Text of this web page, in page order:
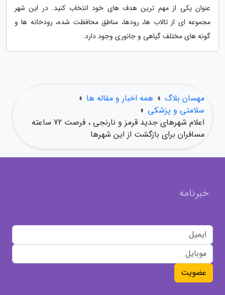
عنوان یکی از مهم ترین هدف های خود انتخاب کنید. در این شهر
مجموعه ای از تالاب ها، رودها، مناطق محافظت شده، رودخانه ها و
گونه های مختلف گیاهی و جانوری وجود دارد.
مهسان بلاگ » همه اخبار و مقاله ها »
سلامتی و پزشکی »
اعلام شهرهای جدید قرمز و نارنجی ، فرصت 72 ساعته
مسافران برای بازگشت از این شهرها
خبرنامه
عضویت